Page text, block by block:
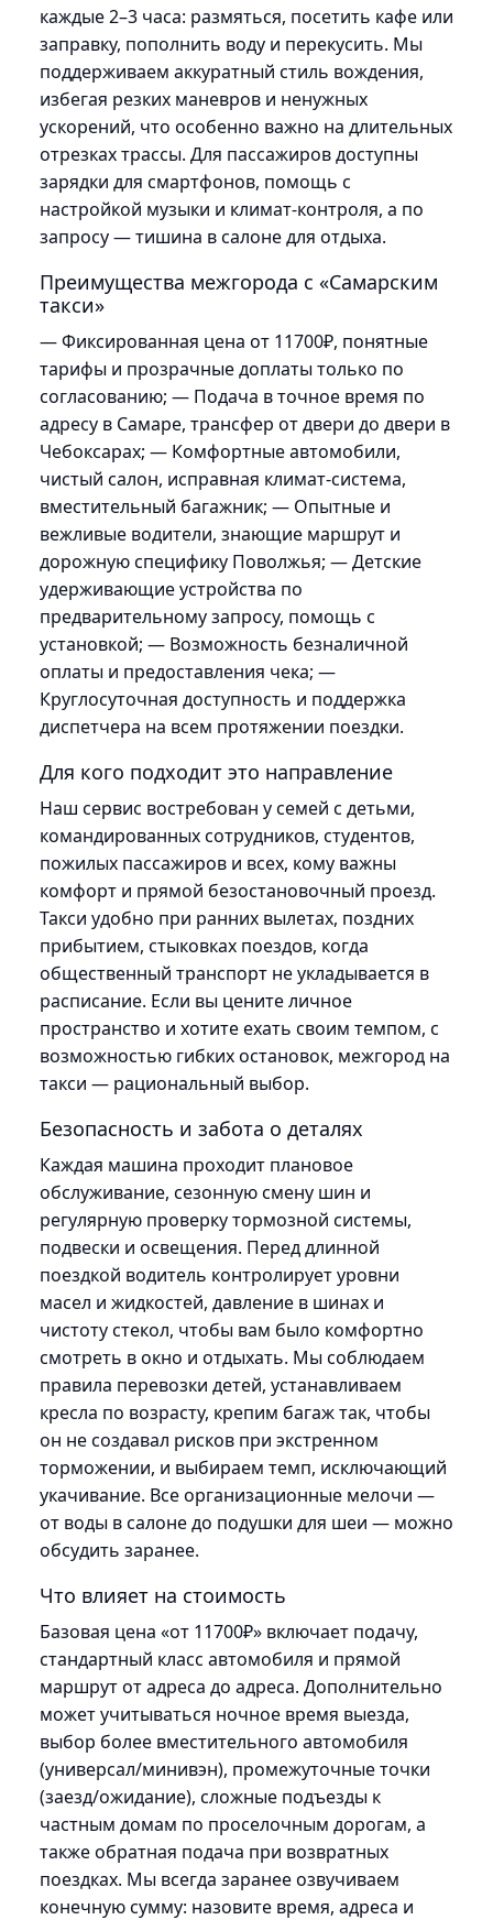
каждые 2–3 часа: размяться, посетить кафе или
заправку, пополнить воду и перекусить. Мы
поддерживаем аккуратный стиль вождения,
избегая резких маневров и ненужных
ускорений, что особенно важно на длительных
отрезках трассы. Для пассажиров доступны
зарядки для смартфонов, помощь с
настройкой музыки и климат-контроля, а по
запросу — тишина в салоне для отдыха.
Преимущества межгорода с «Самарским
такси»
— Фиксированная цена от 11700₽, понятные
тарифы и прозрачные доплаты только по
согласованию; — Подача в точное время по
адресу в Самаре, трансфер от двери до двери в
Чебоксарах; — Комфортные автомобили,
чистый салон, исправная климат-система,
вместительный багажник; — Опытные и
вежливые водители, знающие маршрут и
дорожную специфику Поволжья; — Детские
удерживающие устройства по
предварительному запросу, помощь с
установкой; — Возможность безналичной
оплаты и предоставления чека; —
Круглосуточная доступность и поддержка
диспетчера на всем протяжении поездки.
Для кого подходит это направление
Наш сервис востребован у семей с детьми,
командированных сотрудников, студентов,
пожилых пассажиров и всех, кому важны
комфорт и прямой безостановочный проезд.
Такси удобно при ранних вылетах, поздних
прибытием, стыковках поездов, когда
общественный транспорт не укладывается в
расписание. Если вы цените личное
пространство и хотите ехать своим темпом, с
возможностью гибких остановок, межгород на
такси — рациональный выбор.
Безопасность и забота о деталях
Каждая машина проходит плановое
обслуживание, сезонную смену шин и
регулярную проверку тормозной системы,
подвески и освещения. Перед длинной
поездкой водитель контролирует уровни
масел и жидкостей, давление в шинах и
чистоту стекол, чтобы вам было комфортно
смотреть в окно и отдыхать. Мы соблюдаем
правила перевозки детей, устанавливаем
кресла по возрасту, крепим багаж так, чтобы
он не создавал рисков при экстренном
торможении, и выбираем темп, исключающий
укачивание. Все организационные мелочи —
от воды в салоне до подушки для шеи — можно
обсудить заранее.
Что влияет на стоимость
Базовая цена «от 11700₽» включает подачу,
стандартный класс автомобиля и прямой
маршрут от адреса до адреса. Дополнительно
может учитываться ночное время выезда,
выбор более вместительного автомобиля
(универсал/минивэн), промежуточные точки
(заезд/ожидание), сложные подъезды к
частным домам по проселочным дорогам, а
также обратная подача при возвратных
поездках. Мы всегда заранее озвучиваем
конечную сумму: назовите время, адреса и